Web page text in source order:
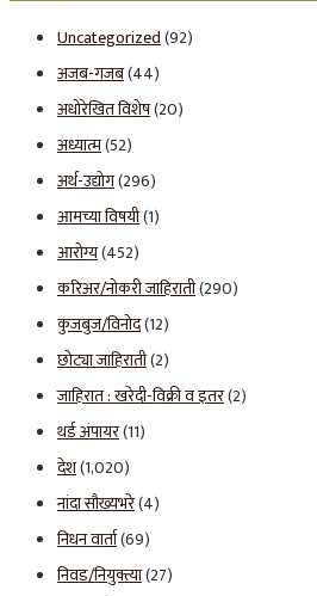
Uncategorized(92)
अजब-गजब(44)
अधोरेखित विशेष(20)
अध्यात्म(52)
अर्थ-उद्योग(296)
आमच्या विषयी(1)
आरोग्य(452)
करिअर/नोकरी जाहिराती(290)
कुजबुज/विनोद(12)
छोट्या जाहिराती(2)
जाहिरात : खरेदी-विक्री व इतर(2)
थर्ड अंपायर(11)
देश(1,020)
नांदा सौख्यभरे(4)
निधन वार्ता(69)
निवड/नियुक्त्या(27)